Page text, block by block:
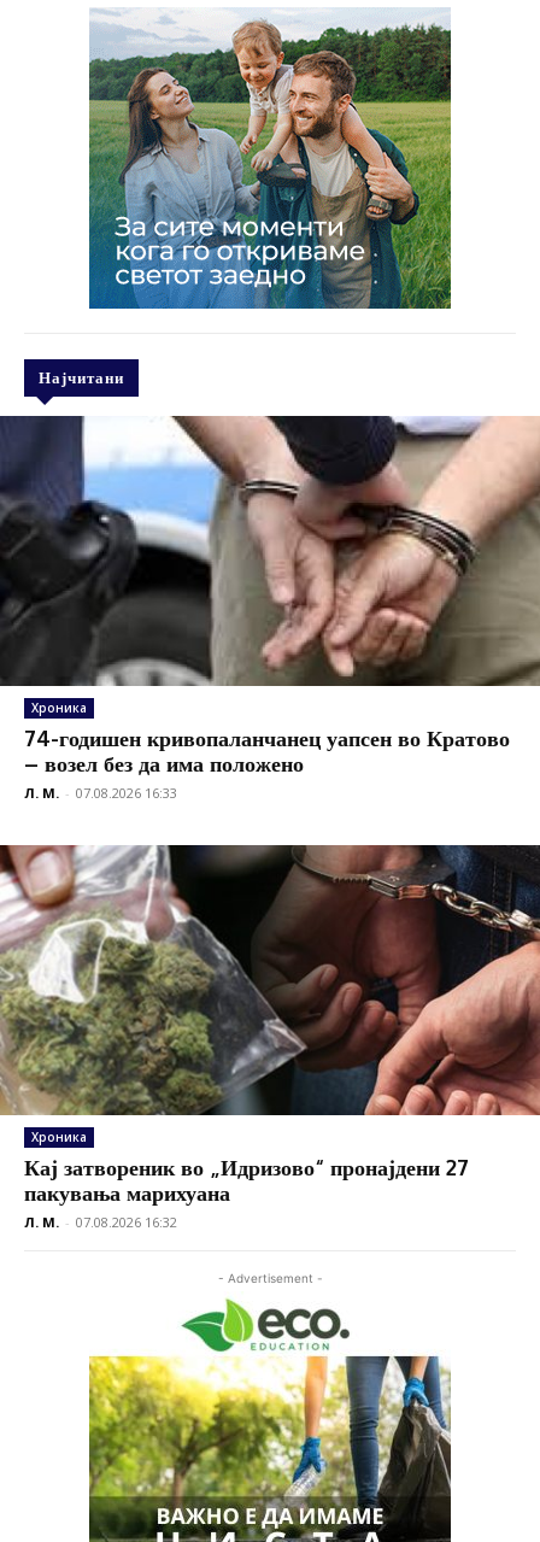
Најчитани
Хроника
74-годишен кривопаланчанец уапсен во Кратово
– возел без да има положено
Л. М. - 07.08.2026 16:33
Хроника
Кај затвореник во „Идризово“ пронајдени 27
пакувања марихуана
Л. М. - 07.08.2026 16:32
- Advertisement -